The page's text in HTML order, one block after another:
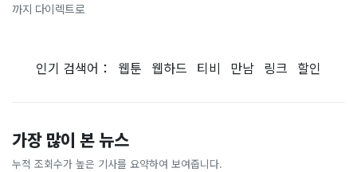
까지 다이렉트로
인기 검색어： 웹툰 웹하드 티비 만남 링크 할인
가장 많이 본 뉴스
누적 조회수가 높은 기사를 요약하여 보여줍니다.